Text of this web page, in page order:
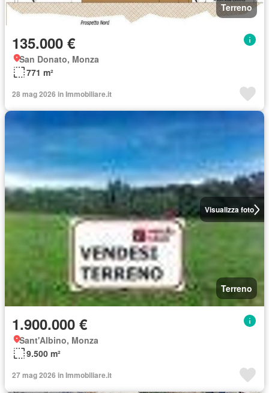
Terreno
135.000 €
San Donato, Monza
771 m²
28 mag 2026 in Immobiliare.it
Visualizza foto
Terreno
1.900.000 €
Sant'Albino, Monza
9.500 m²
27 mag 2026 in Immobiliare.it